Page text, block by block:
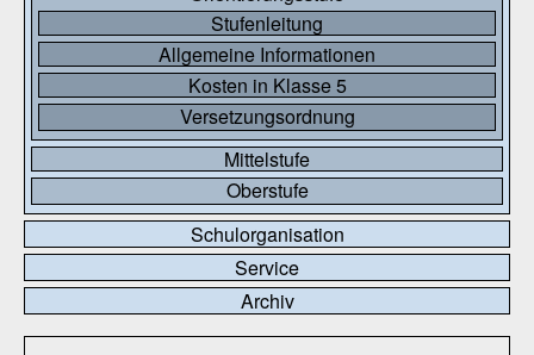
Stufenleitung
Allgemeine Informationen
Kosten in Klasse 5
Versetzungsordnung
Mittelstufe
Oberstufe
Schulorganisation
Service
Archiv